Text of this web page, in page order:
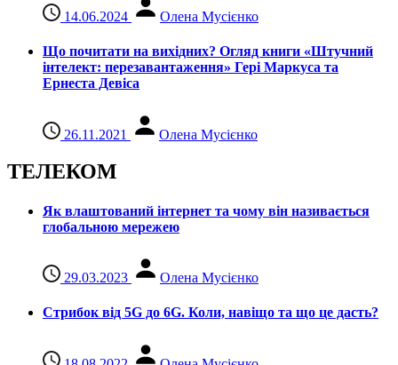
14.06.2024 Олена Мусієнко
Що почитати на вихідних? Огляд книги «Штучний
інтелект: перезавантаження» Гері Маркуса та
Ернеста Девіса
26.11.2021 Олена Мусієнко
ТЕЛЕКОМ
Як влаштований інтернет та чому він називається
глобальною мережею
29.03.2023 Олена Мусієнко
Стрибок від 5G до 6G. Коли, навіщо та що це даcть?